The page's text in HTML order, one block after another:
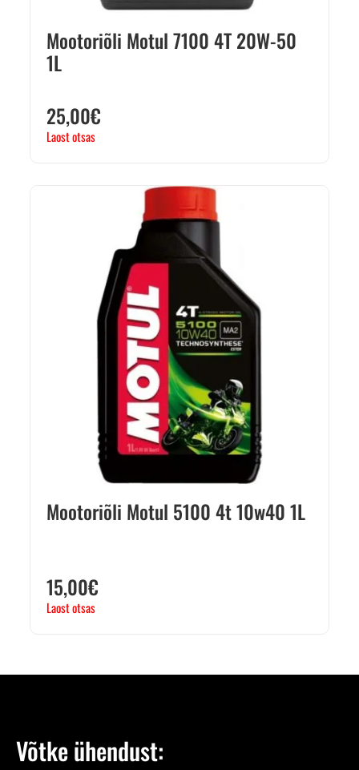
Mootoriõli Motul 7100 4T 20W-50
1L
25,00€
Laost otsas
Mootoriõli Motul 5100 4t 10w40 1L
15,00€
Laost otsas
Võtke ühendust: